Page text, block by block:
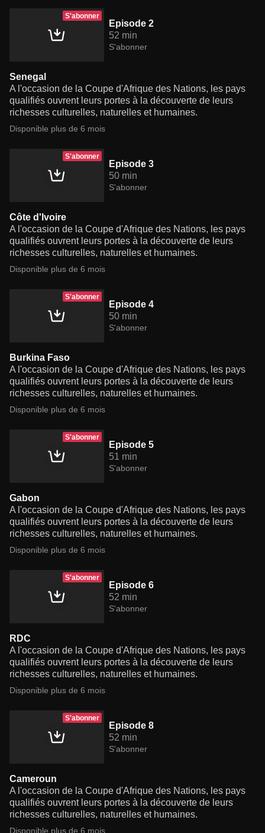
S'abonner
Episode 2
52 min
S'abonner
Senegal
A l'occasion de la Coupe d'Afrique des Nations, les pays
qualifiés ouvrent leurs portes à la découverte de leurs
richesses culturelles, naturelles et humaines.
Disponible plus de 6 mois
S'abonner
Episode 3
50 min
S'abonner
Côte d'Ivoire
A l'occasion de la Coupe d'Afrique des Nations, les pays
qualifiés ouvrent leurs portes à la découverte de leurs
richesses culturelles, naturelles et humaines.
Disponible plus de 6 mois
S'abonner
Episode 4
50 min
S'abonner
Burkina Faso
A l'occasion de la Coupe d'Afrique des Nations, les pays
qualifiés ouvrent leurs portes à la découverte de leurs
richesses culturelles, naturelles et humaines.
Disponible plus de 6 mois
S'abonner
Episode 5
51 min
S'abonner
Gabon
A l'occasion de la Coupe d'Afrique des Nations, les pays
qualifiés ouvrent leurs portes à la découverte de leurs
richesses culturelles, naturelles et humaines.
Disponible plus de 6 mois
S'abonner
Episode 6
52 min
S'abonner
RDC
A l'occasion de la Coupe d'Afrique des Nations, les pays
qualifiés ouvrent leurs portes à la découverte de leurs
richesses culturelles, naturelles et humaines.
Disponible plus de 6 mois
S'abonner
Episode 8
52 min
S'abonner
Cameroun
A l'occasion de la Coupe d'Afrique des Nations, les pays
qualifiés ouvrent leurs portes à la découverte de leurs
richesses culturelles, naturelles et humaines.
Disponible plus de 6 mois